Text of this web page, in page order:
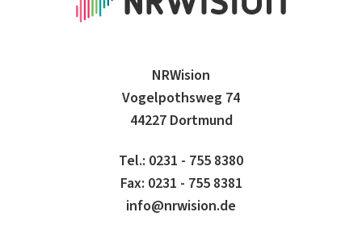
NRWision
Vogelpothsweg 74
44227 Dortmund
Tel.: 0231 - 755 8380
Fax: 0231 - 755 8381
info@nrwision.de